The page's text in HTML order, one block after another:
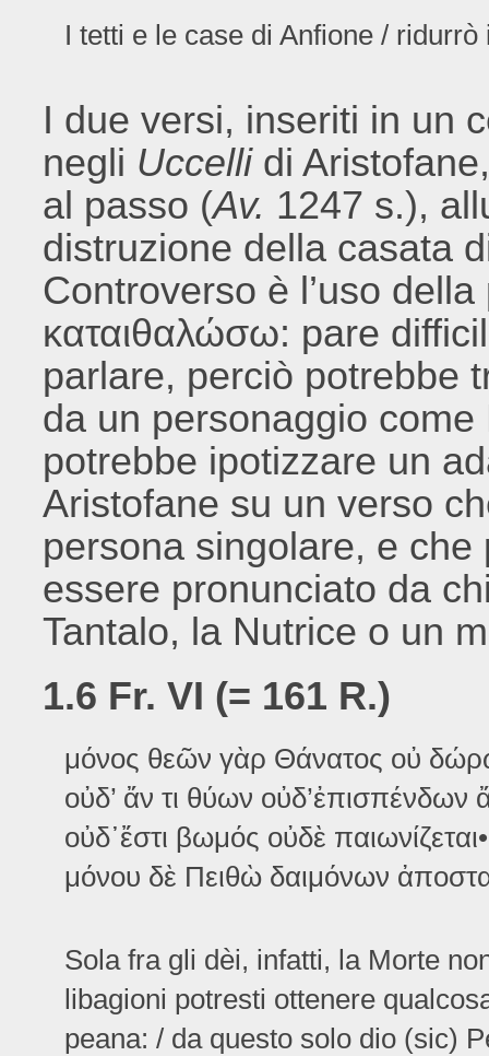
I tetti e le case di Anfione /
I due versi, inseriti in un
negli Uccelli di
al passo (Av. 1247 s.),
distruzione della casata
Controverso è l’uso
καταιθαλώσω: pare
parlare, perciò potrebbe
da un personaggio
potrebbe ipotizzare un
Aristofane su un verso
persona singolare, e
essere pronunciato da
Tantalo, la Nutrice o un
1.6 Fr. VI (= 161 R.)
μόνος θεῶν γὰρ Θάνατος οὐ
οὐδ’ ἄν τι θύων οὐδ’ἐπισπένδων
οὐδ᾽ἔστι βωμός οὐδὲ παιωνίζεται•
μόνου δὲ Πειθὼ δαιμόνων
Sola fra gli dèi, infatti, la Morte
libagioni potresti ottenere
peana: / da questo solo dio (sic)